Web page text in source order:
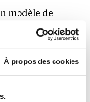
À propos des cookies
modèle de
durable.
Bank, une
les services de
approche